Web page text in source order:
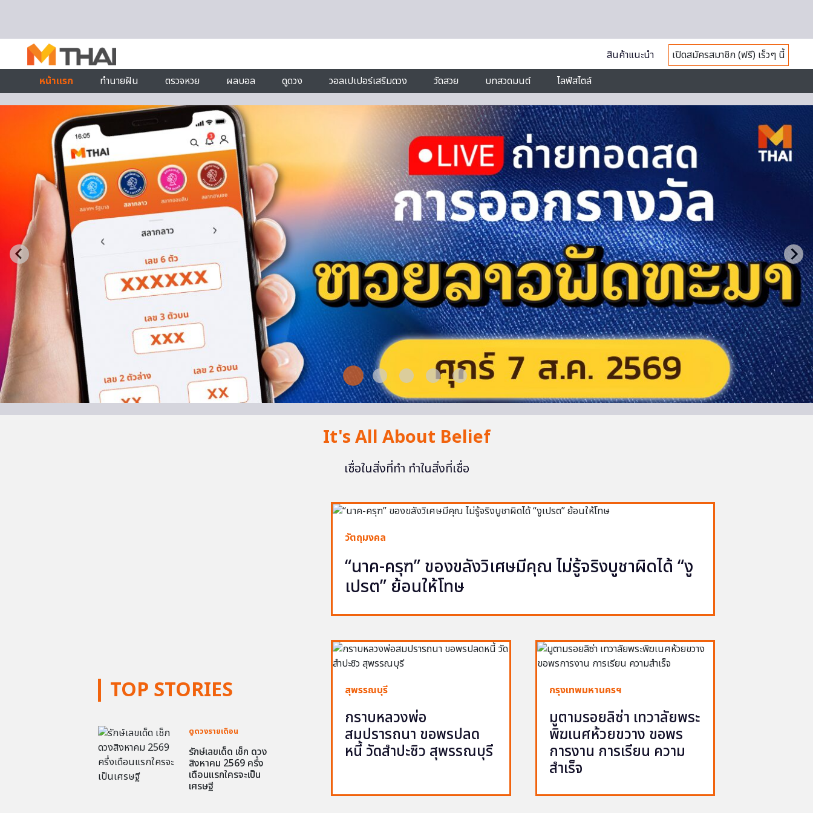
สินค้าแนะนำ
เปิดสมัครสมาชิก (ฟรี) เร็วๆ นี้
หน้าแรก
ทำนายฝัน ตรวจหวย ผลบอล ดูดวง วอลเปเปอร์เสริมดวง วัดสวย บทสวดมนต์ ไลฟ์สไตล์
It's All About Belief
เชื่อในสิ่งที่ทำ ทำในสิ่งที่เชื่อ
TOP STORIES
ดูดวงรายเดือน
รักษ์เลขเด็ด เช็ก ดวง
สิงหาคม 2569 ครึ่ง
เดือนแรกใครจะเป็น
เศรษฐี
วัตถุมงคล
“นาค-ครุฑ” ของขลังวิเศษมีคุณ ไม่รู้จริงบูชาผิดได้ “งู
เปรต” ย้อนให้โทษ
สุพรรณบุรี
กราบหลวงพ่อ
สมปรารถนา ขอพรปลด
หนี้ วัดสำปะซิว สุพรรณบุรี
กรุงเทพมหานครฯ
มูตามรอยลิซ่า เทวาลัยพระ
พิฆเนศห้วยขวาง ขอพร
การงาน การเรียน ความ
สำเร็จ